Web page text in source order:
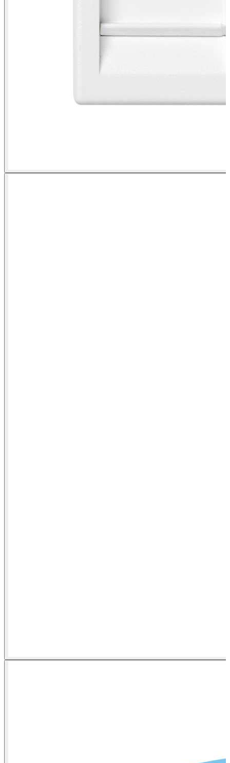
connecteurs RJ45 Simon K45 blanc vue de face